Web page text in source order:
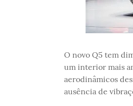
O novo Q5 tem
um interior mais
aerodinâmicos
ausência de